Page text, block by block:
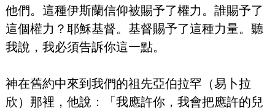
他們。這種伊斯蘭信仰被賜予了權力。誰賜予了
這個權力？耶穌基督。基督賜予了這種力量。聽
我說，我必須告訴你這一點。
神在舊約中來到我們的祖先亞伯拉罕（易卜拉
欣）那裡，他說：「我應許你，我會把應許的兒